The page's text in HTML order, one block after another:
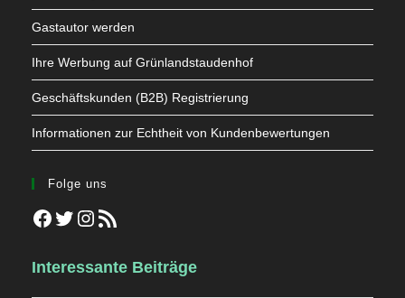
Gastautor werden
Ihre Werbung auf Grünlandstaudenhof
Geschäftskunden (B2B) Registrierung
Informationen zur Echtheit von Kundenbewertungen
Folge uns
Facebook
TwitterInstagram
RSS-Feed
Interessante Beiträge